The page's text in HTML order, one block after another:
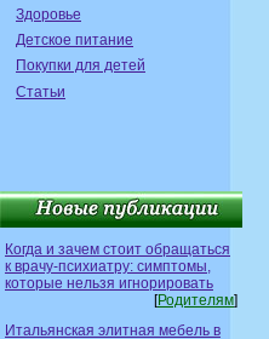
Здоровье
Детское питание
Покупки для детей
Статьи
Когда и зачем стоит обращаться
к врачу-психиатру: симптомы,
которые нельзя игнорировать
[Родителям]
Итальянская элитная мебель в